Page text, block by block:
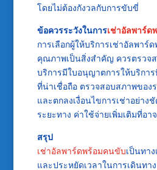
โดยไม่ต้องกังวลกับการขับขี่
ข้อควรระวังในการเช่าอัลพาร์ด
การเลือกผู้ให้บริการเช่าอัลพาร์
คุณภาพเป็นสิ่งสำคัญ ควรตรวจ
บริการมีใบอนุญาตการให้บริกา
ที่น่าเชื่อถือ ตรวจสอบสภาพของ
และตกลงเงื่อนไขการเช่าอย่าง
ระยะทาง ค่าใช้จ่ายเพิ่มเติมที่อา
สรุป
เช่าอัลพาร์ดพร้อมคนขับเป็นทา
และประหยัดเวลาในการเดินทา